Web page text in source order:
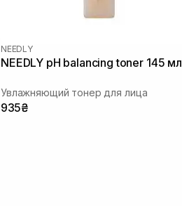
NEEDLY
NEEDLY pH balancing toner 145 мл
Увлажняющий тонер для лица
935₴